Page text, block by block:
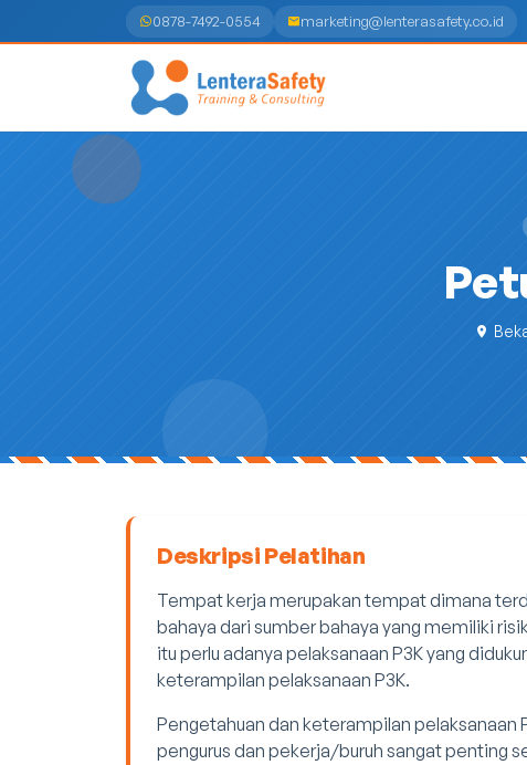
0878-7492-0554 marketing@lenterasafety.co.id
Deskripsi Pelatihan
Tempat kerja merupakan tempat dimana
bahaya dari sumber bahaya yang memiliki
itu perlu adanya pelaksanaan P3K yang
keterampilan pelaksanaan P3K.
Pengetahuan dan keterampilan pelaksanaan
pengurus dan pekerja/buruh sangat penting